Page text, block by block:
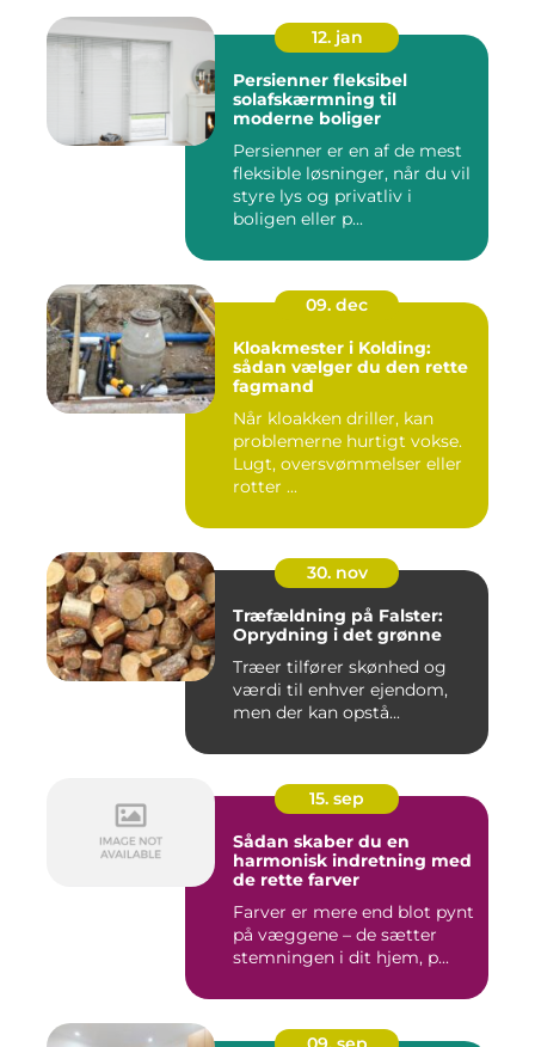
12. jan
Persienner fleksibel
solafskærmning til
moderne boliger
Persienner er en af de mest
fleksible løsninger, når du vil
styre lys og privatliv i
boligen eller p...
09. dec
Kloakmester i Kolding:
sådan vælger du den rette
fagmand
Når kloakken driller, kan
problemerne hurtigt vokse.
Lugt, oversvømmelser eller
rotter ...
30. nov
Træfældning på Falster:
Oprydning i det grønne
Træer tilfører skønhed og
værdi til enhver ejendom,
men der kan opstå...
15. sep
Sådan skaber du en
harmonisk indretning med
de rette farver
Farver er mere end blot pynt
på væggene – de sætter
stemningen i dit hjem, p...